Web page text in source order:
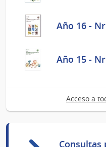
Año 16 -
Año 15 -
Acceso a
Consultas